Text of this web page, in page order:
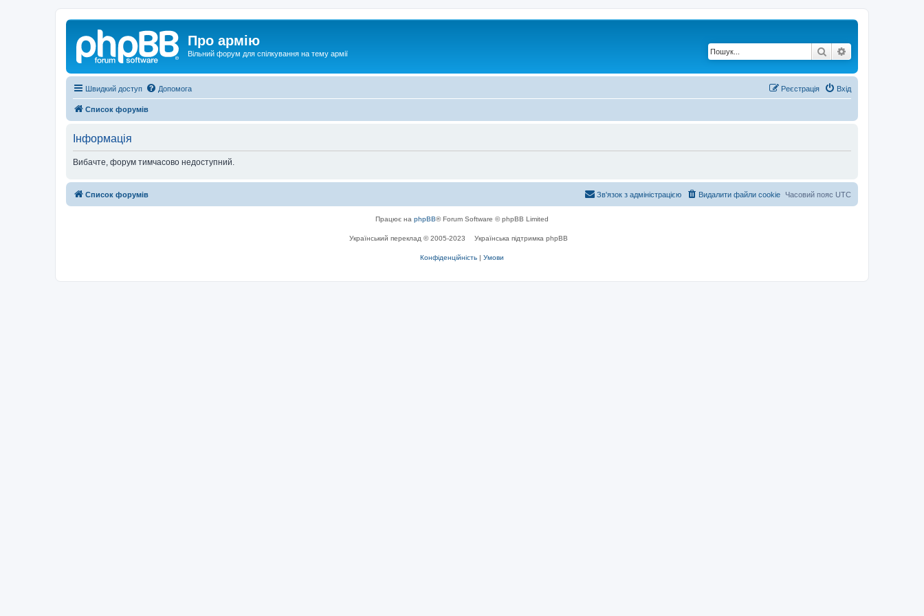
Про армію
Вільний форум для спілкування на тему армії Пошук
Швидкий доступ Допомога Вхід
Реєстрація
Список форумів
Інформація
Вибачте, форум тимчасово недоступний.
Список форумів Часовий пояс UTC
Видалити файли cookie
Зв'язок з адміністрацією
Працює на phpBB® Forum Software © phpBB Limited
Український переклад © 2005-2023 Українська підтримка phpBB
Конфіденційність | Умови